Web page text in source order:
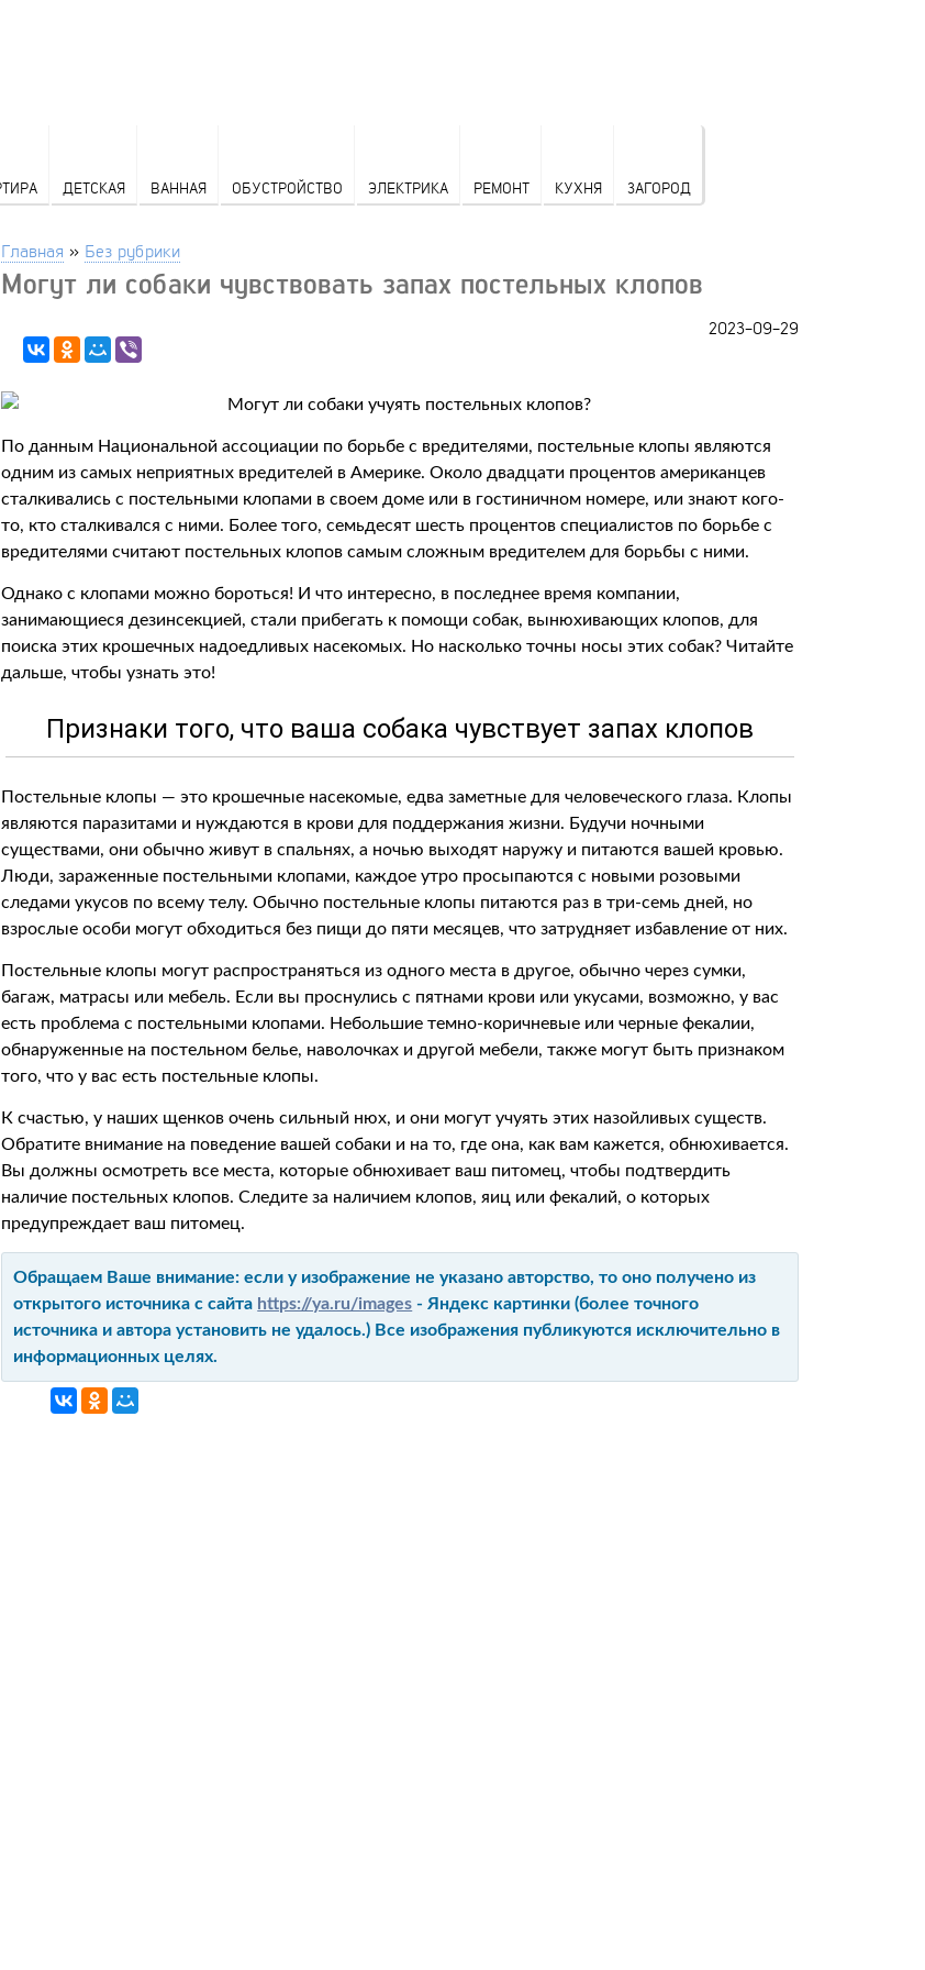
ДЕТСКАЯ ВАННАЯ ОБУСТРОЙСТВО ЭЛЕКТРИКА РЕМОНТ КУХНЯ ЗАГОРОД
Главная » Без рубрики
Могут ли собаки чувствовать запах постельных клопов
2023-09-29
По данным Национальной ассоциации по борьбе с вредителями, постельные клопы являются
одним из самых неприятных вредителей в Америке. Около двадцати процентов американцев
сталкивались с постельными клопами в своем доме или в гостиничном номере, или знают кого-
то, кто сталкивался с ними. Более того, семьдесят шесть процентов специалистов по борьбе с
вредителями считают постельных клопов самым сложным вредителем для борьбы с ними.
Однако с клопами можно бороться! И что интересно, в последнее время компании,
занимающиеся дезинсекцией, стали прибегать к помощи собак, вынюхивающих клопов, для
поиска этих крошечных надоедливых насекомых. Но насколько точны носы этих собак? Читайте
дальше, чтобы узнать это!
Признаки того, что ваша собака чувствует запах клопов
Постельные клопы — это крошечные насекомые, едва заметные для человеческого глаза. Клопы
являются паразитами и нуждаются в крови для поддержания жизни. Будучи ночными
существами, они обычно живут в спальнях, а ночью выходят наружу и питаются вашей кровью.
Люди, зараженные постельными клопами, каждое утро просыпаются с новыми розовыми
следами укусов по всему телу. Обычно постельные клопы питаются раз в три-семь дней, но
взрослые особи могут обходиться без пищи до пяти месяцев, что затрудняет избавление от них.
Постельные клопы могут распространяться из одного места в другое, обычно через сумки,
багаж, матрасы или мебель. Если вы проснулись с пятнами крови или укусами, возможно, у вас
есть проблема с постельными клопами. Небольшие темно-коричневые или черные фекалии,
обнаруженные на постельном белье, наволочках и другой мебели, также могут быть признаком
того, что у вас есть постельные клопы.
К счастью, у наших щенков очень сильный нюх, и они могут учуять этих назойливых существ.
Обратите внимание на поведение вашей собаки и на то, где она, как вам кажется, обнюхивается.
Вы должны осмотреть все места, которые обнюхивает ваш питомец, чтобы подтвердить
наличие постельных клопов. Следите за наличием клопов, яиц или фекалий, о которых
предупреждает ваш питомец.
Обращаем Ваше внимание: если у изображение не указано авторство, то оно получено из
открытого источника с сайта https://ya.ru/images - Яндекс картинки (более точного
источника и автора установить не удалось.) Все изображения публикуются исключительно в
информационных целях.